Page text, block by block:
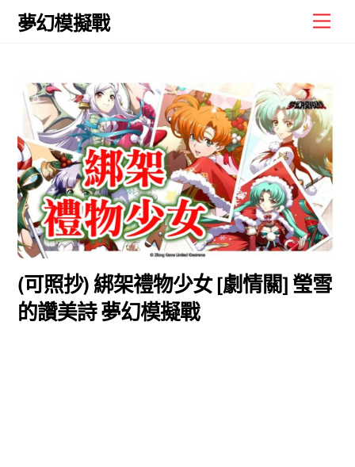
Skip
夢幻模擬戰
(可照抄) 綁架禮物少女 [劇情關] 瑩雪
的讚美詩 夢幻模擬戰